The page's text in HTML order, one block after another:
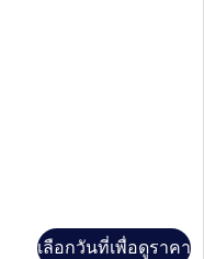
เลือกวันที่เพื่อดูราคา